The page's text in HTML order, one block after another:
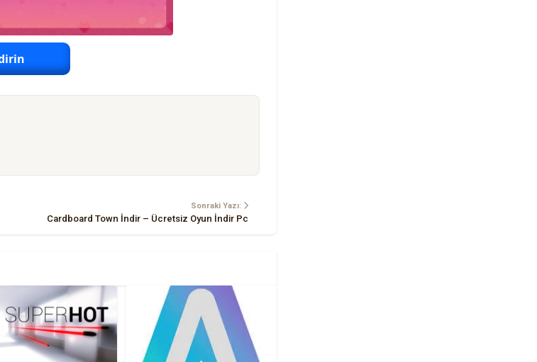
Sonraki Yazı:
Cardboard Town İndir – Ücretsiz Oyun İndir Pc